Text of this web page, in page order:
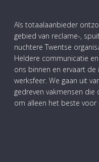
Als totaalaanbieder
gebied van reclame-,
nuchtere Twentse
Heldere communicatie
ons binnen en ervaart
werksfeer. We gaan uit
gedreven vakmensen
om alleen het beste voor